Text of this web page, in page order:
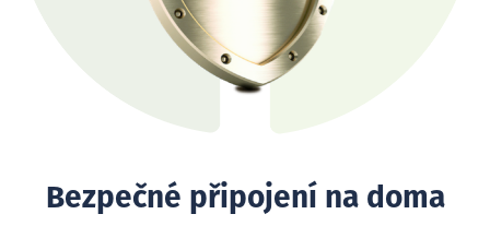
Bezpečné připojení na doma